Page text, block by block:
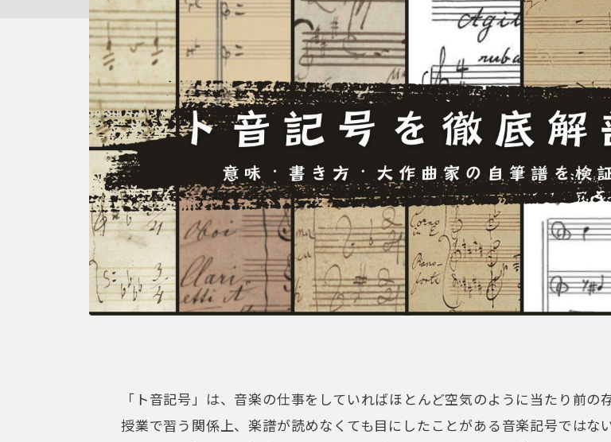
「ト音記号」は、音楽の仕事をしていればほとんど空気のように当たり前の
授業で習う関係上、楽譜が読めなくても目にしたことがある音楽記号ではな